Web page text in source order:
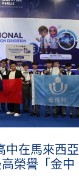
中在馬來西亞
榮譽「金中